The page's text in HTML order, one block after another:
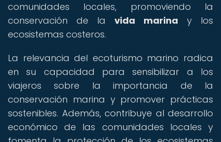
comunidades locales, promoviendo la
conservación de la vida marina y los
ecosistemas costeros.
La relevancia del ecoturismo marino radica
en su capacidad para sensibilizar a los
viajeros sobre la importancia de la
conservación marina y promover prácticas
sostenibles. Además, contribuye al desarrollo
económico de las comunidades locales y